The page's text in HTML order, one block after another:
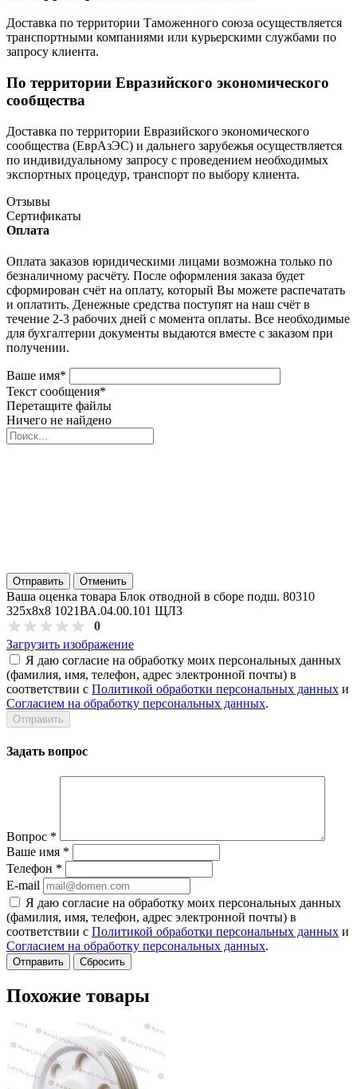
Доставка по территории Таможенного союза осуществляется
транспортными компаниями или курьерскими службами по
запросу клиента.
По территории Евразийского экономического
сообщества
Доставка по территории Евразийского экономического
сообщества (ЕврАзЭС) и дальнего зарубежья осуществляется
по индивидуальному запросу с проведением необходимых
экспортных процедур, транспорт по выбору клиента.
Отзывы
Сертификаты
Оплата
Оплата заказов юридическими лицами возможна только по
безналичному расчёту. После оформления заказа будет
сформирован счёт на оплату, который Вы можете распечатать
и оплатить. Денежные средства поступят на наш счёт в
течение 2-3 рабочих дней с момента оплаты. Все необходимые
для бухгалтерии документы выдаются вместе с заказом при
получении.
Ваше имя*
Текст сообщения*
Перетащите файлы
Ничего не найдено
Отправить Отменить
Ваша оценка товара Блок отводной в сборе подш. 80310
325х8х8 1021ВА.04.00.101 ЩЛЗ
0
Загрузить изображение
Я даю согласие на обработку моих персональных данных
(фамилия, имя, телефон, адрес электронной почты) в
соответствии с Политикой обработки персональных данных и
Согласием на обработку персональных данных.
Задать вопрос
Вопрос *
Ваше имя *
Телефон *
E-mail
Я даю согласие на обработку моих персональных данных
(фамилия, имя, телефон, адрес электронной почты) в
соответствии с Политикой обработки персональных данных и
Согласием на обработку персональных данных.
Сбросить
Похожие товары